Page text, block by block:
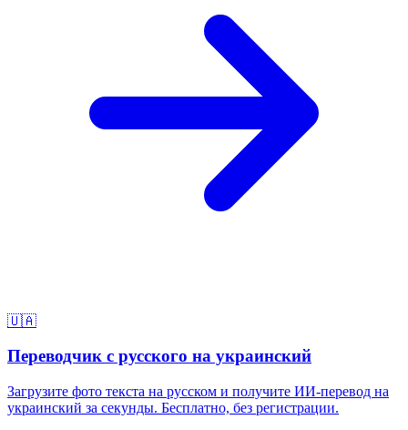
🇺🇦
Переводчик с русского на украинский
Загрузите фото текста на русском и получите ИИ-перевод на
украинский за секунды. Бесплатно, без регистрации.